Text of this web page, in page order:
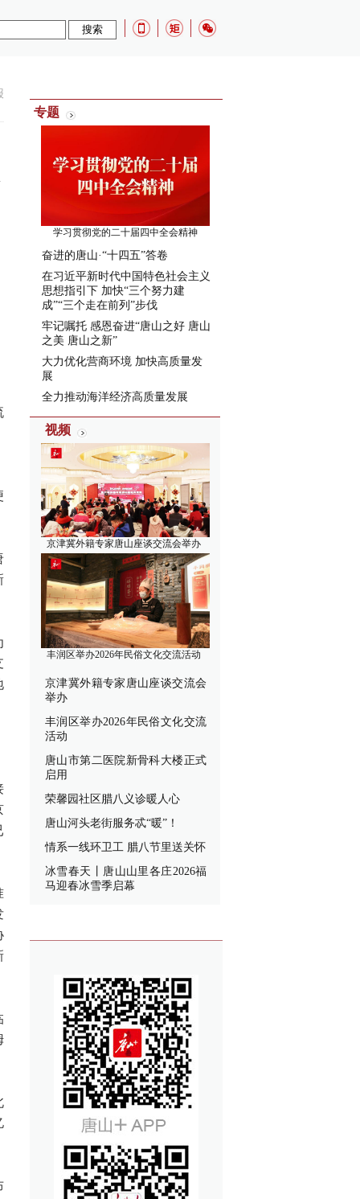
专题
学习贯彻党的二十届四中全会精神
奋进的唐山·“十四五”答卷
在习近平新时代中国特色社会主义
思想指引下 加快“三个努力建
成”“三个走在前列”步伐
牢记嘱托 感恩奋进“唐山之好 唐山
之美 唐山之新”
大力优化营商环境 加快高质量发
展
全力推动海洋经济高质量发展
视频
京津冀外籍专家唐山座谈交流会举办
丰润区举办2026年民俗文化交流活动
京津冀外籍专家唐山座谈交流会
举办
丰润区举办2026年民俗文化交流
活动
唐山市第二医院新骨科大楼正式
启用
荣馨园社区腊八义诊暖人心
唐山河头老街服务忒“暖”！
情系一线环卫工 腊八节里送关怀
冰雪春天丨唐山山里各庄2026福
马迎春冰雪季启幕